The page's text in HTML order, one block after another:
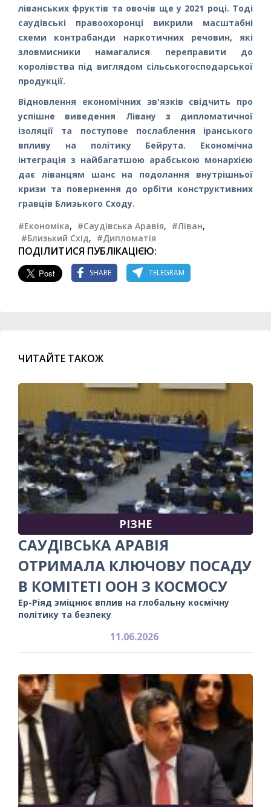
ліванських фруктів та овочів ще у 2021 році. Тоді
саудівські правоохоронці викрили масштабні
схеми контрабанди наркотичних речовин, які
зловмисники намагалися переправити до
королівства під виглядом сільськогосподарської
продукції.
Відновлення економічних зв'язків свідчить про
успішне виведення Лівану з дипломатичної
ізоляції та поступове послаблення іранського
впливу на політику Бейрута. Економічна
інтеграція з найбагатшою арабською монархією
дає ліванцям шанс на подолання внутрішньої
кризи та повернення до орбіти конструктивних
гравців Близького Сходу.
#Економіка, #Саудівська Аравія, #Ліван,
#Близький Схід, #Дипломатія
ПОДІЛИТИСЯ ПУБЛІКАЦІЄЮ:
SHARE TELEGRAM
ЧИТАЙТЕ ТАКОЖ
РІЗНЕ
САУДІВСЬКА АРАВІЯ
ОТРИМАЛА КЛЮЧОВУ ПОСАДУ
В КОМІТЕТІ ООН З КОСМОСУ
Ер-Ріяд зміцнює вплив на глобальну космічну
політику та безпеку
11.06.2026